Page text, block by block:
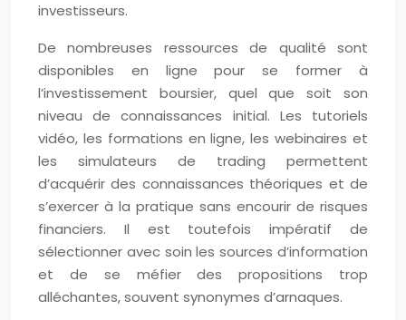
investisseurs.
De nombreuses ressources de qualité sont
disponibles en ligne pour se former à
l’investissement boursier, quel que soit son
niveau de connaissances initial. Les tutoriels
vidéo, les formations en ligne, les webinaires et
les simulateurs de trading permettent
d’acquérir des connaissances théoriques et de
s’exercer à la pratique sans encourir de risques
financiers. Il est toutefois impératif de
sélectionner avec soin les sources d’information
et de se méfier des propositions trop
alléchantes, souvent synonymes d’arnaques.